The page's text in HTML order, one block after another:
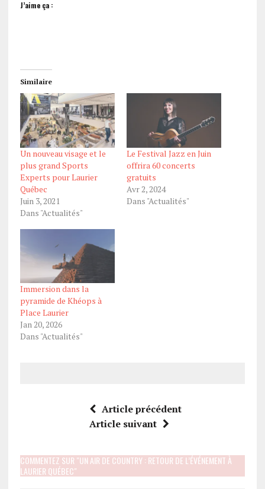
J’aime ça :
Similaire
Un nouveau visage et le
plus grand Sports
Experts pour Laurier
Québec
Juin 3, 2021
Dans "Actualités"
Le Festival Jazz en Juin
offrira 60 concerts
gratuits
Avr 2, 2024
Dans "Actualités"
Immersion dans la
pyramide de Khéops à
Place Laurier
Jan 20, 2026
Dans "Actualités"
Article précédent
Article suivant
COMMENTEZ SUR "UN AIR DE COUNTRY : RETOUR DE L’ÉVÉNEMENT À
LAURIER QUÉBEC"